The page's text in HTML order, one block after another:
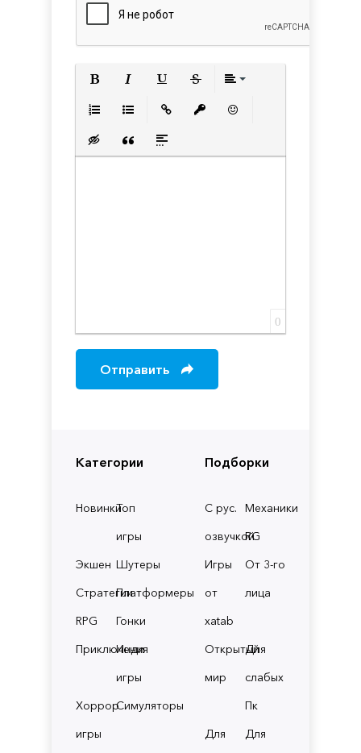
Категории
НовинкиТоп
игры
Экшен Шутеры
СтратегииПлатформеры
RPG
Гонки
Приключения
Инди
игры
Хоррор
игры
Симуляторы
Подборки
С рус.
озвучкой
Механики
RG
Игры
от
xatab
От 3-го
лица
Открытый
мир
Для
слабых
Пк
Для
Для
Вставка скрытого текста
Вставка цитаты
Вставка спойлера
0
Отправить